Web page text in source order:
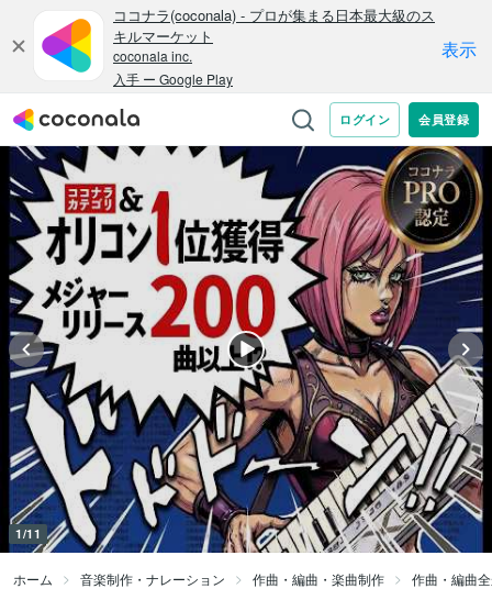
1/11
ホーム 音楽制作・ナレーション 作曲・編曲・楽曲制作 作曲・編曲